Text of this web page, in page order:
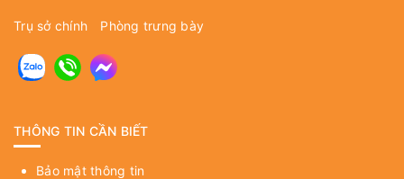
Trụ sở chính Phòng trưng bày
THÔNG TIN CẦN BIẾT
Bảo mật thông tin